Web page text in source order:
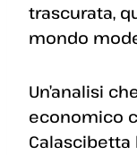
trascurata,
mondo
Un’analisi
economico
Calascibetta